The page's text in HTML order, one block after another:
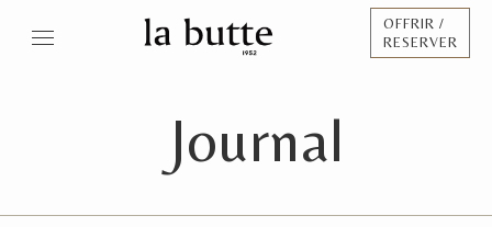
OFFRIR /
RESERVER
Journal